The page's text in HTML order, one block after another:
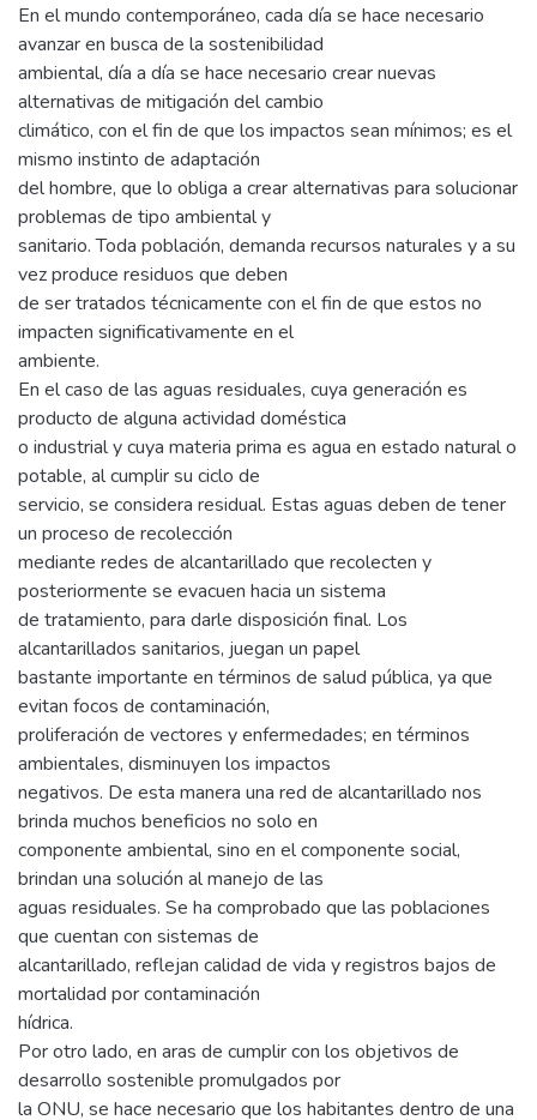
En el mundo contemporáneo, cada día se hace necesario
avanzar en busca de la sostenibilidad
ambiental, día a día se hace necesario crear nuevas
alternativas de mitigación del cambio
climático, con el fin de que los impactos sean mínimos; es el
mismo instinto de adaptación
del hombre, que lo obliga a crear alternativas para solucionar
problemas de tipo ambiental y
sanitario. Toda población, demanda recursos naturales y a su
vez produce residuos que deben
de ser tratados técnicamente con el fin de que estos no
impacten significativamente en el
ambiente.
En el caso de las aguas residuales, cuya generación es
producto de alguna actividad doméstica
o industrial y cuya materia prima es agua en estado natural o
potable, al cumplir su ciclo de
servicio, se considera residual. Estas aguas deben de tener
un proceso de recolección
mediante redes de alcantarillado que recolecten y
posteriormente se evacuen hacia un sistema
de tratamiento, para darle disposición final. Los
alcantarillados sanitarios, juegan un papel
bastante importante en términos de salud pública, ya que
evitan focos de contaminación,
proliferación de vectores y enfermedades; en términos
ambientales, disminuyen los impactos
negativos. De esta manera una red de alcantarillado nos
brinda muchos beneficios no solo en
componente ambiental, sino en el componente social,
brindan una solución al manejo de las
aguas residuales. Se ha comprobado que las poblaciones
que cuentan con sistemas de
alcantarillado, reflejan calidad de vida y registros bajos de
mortalidad por contaminación
hídrica.
Por otro lado, en aras de cumplir con los objetivos de
desarrollo sostenible promulgados por
la ONU, se hace necesario que los habitantes dentro de una